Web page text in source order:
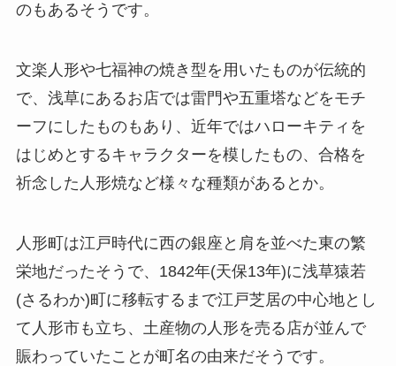
のもあるそうです。
文楽人形や七福神の焼き型を用いたものが伝統的
で、浅草にあるお店では雷門や五重塔などをモチ
ーフにしたものもあり、近年ではハローキティを
はじめとするキャラクターを模したもの、合格を
祈念した人形焼など様々な種類があるとか。
人形町は江戸時代に西の銀座と肩を並べた東の繁
栄地だったそうで、1842年(天保13年)に浅草猿若
(さるわか)町に移転するまで江戸芝居の中心地とし
て人形市も立ち、土産物の人形を売る店が並んで
賑わっていたことが町名の由来だそうです。